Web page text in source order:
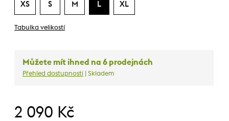
XS S M L XL
Tabulka velikostí
Můžete mít ihned na 6 prodejnách
Přehled dostupnosti | Skladem
2 090 Kč